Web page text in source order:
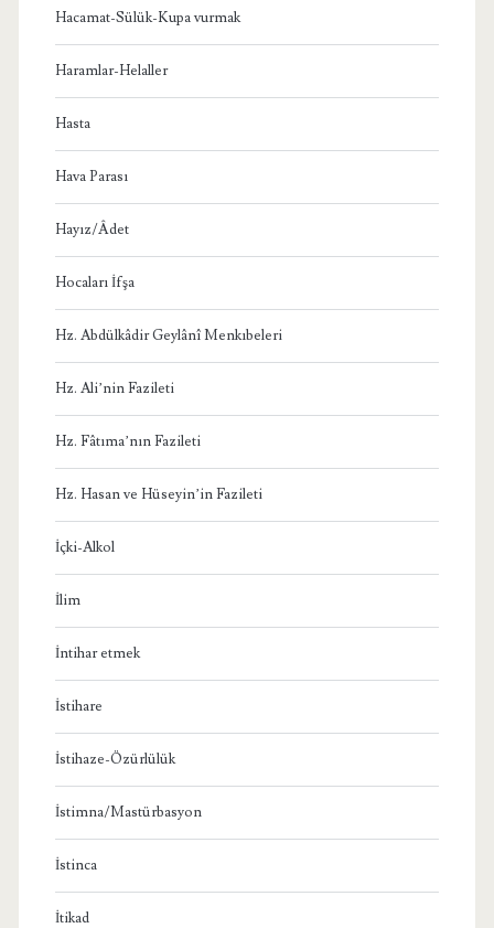
Hacamat-Sülük-Kupa vurmak
Haramlar-Helaller
Hasta
Hava Parası
Hayız/Âdet
Hocaları İfşa
Hz. Abdülkâdir Geylânî Menkıbeleri
Hz. Ali’nin Fazileti
Hz. Fâtıma’nın Fazileti
Hz. Hasan ve Hüseyin’in Fazileti
İçki-Alkol
İlim
İntihar etmek
İstihare
İstihaze-Özürlülük
İstimna/Mastürbasyon
İstinca
İtikad